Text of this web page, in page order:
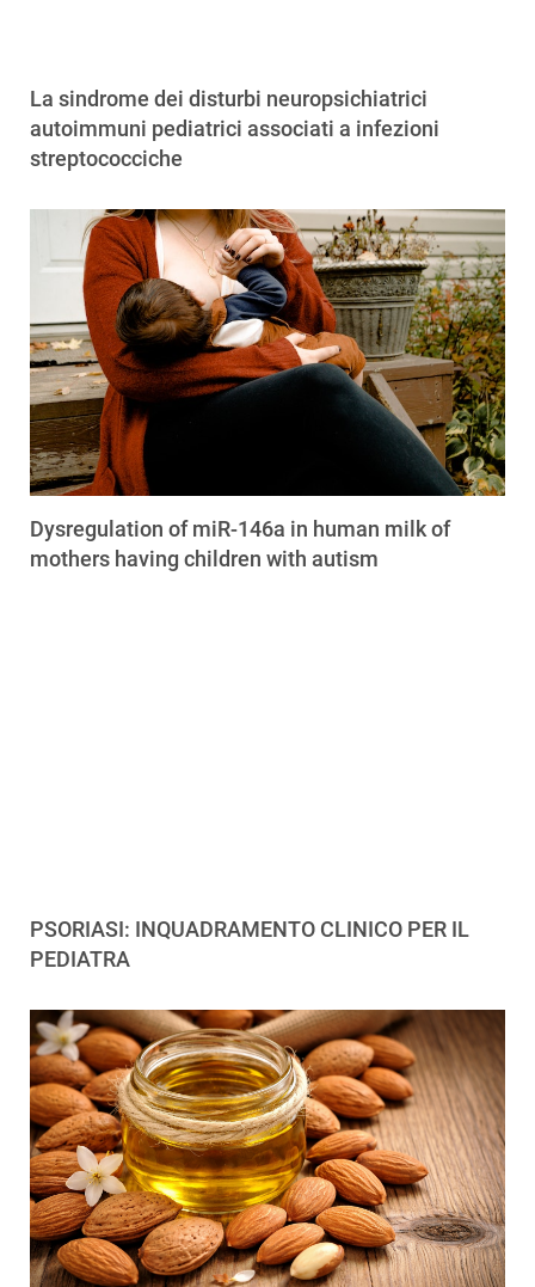
La sindrome dei disturbi neuropsichiatrici
autoimmuni pediatrici associati a infezioni
streptococciche
Dysregulation of miR-146a in human milk of
mothers having children with autism
PSORIASI: INQUADRAMENTO CLINICO PER IL
PEDIATRA